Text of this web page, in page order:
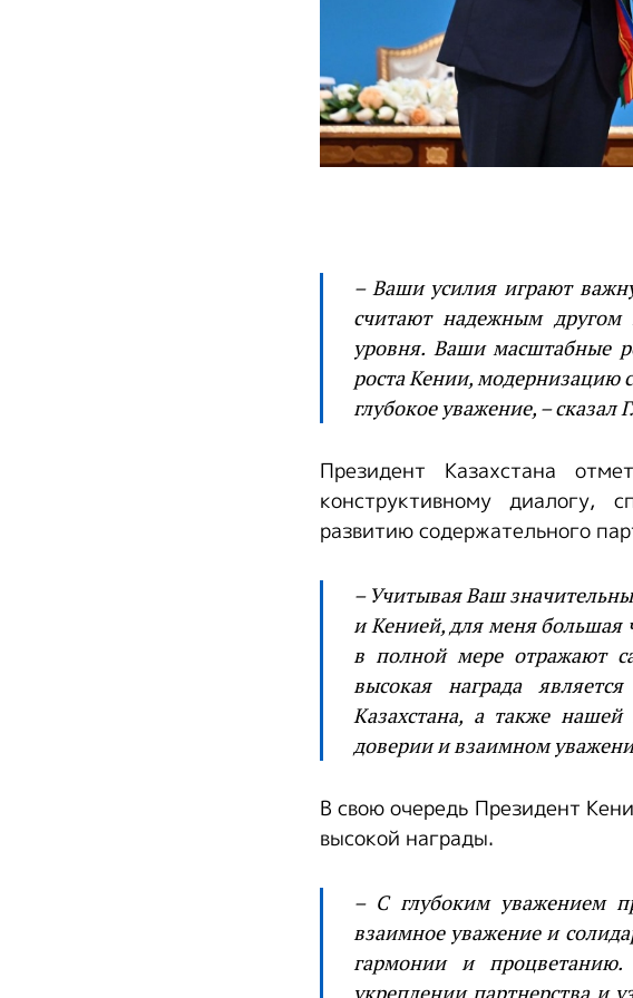
– Ваши усилия играют
считают надежным другом
уровня. Ваши масштабные
роста Кении, модернизацию
глубокое уважение, – сказал
Президент Казахстана
конструктивному диалогу,
развитию содержательного
– Учитывая Ваш
и Кенией, для меня большая
в полной мере отражают
высокая награда
Казахстана, а также
доверии и взаимном
В свою очередь Президент
высокой награды.
– С глубоким уважением
взаимное уважение и
гармонии и
укреплении партнерства и